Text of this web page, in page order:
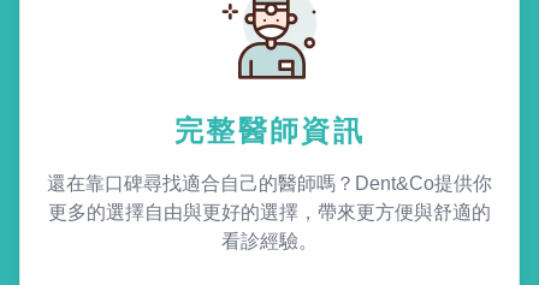
完整醫師資訊
還在靠口碑尋找適合自己的醫師嗎？Dent&Co提供你
更多的選擇自由與更好的選擇，帶來更方便與舒適的
看診經驗。